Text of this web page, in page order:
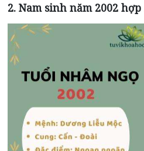
2. Nam sinh năm 2002